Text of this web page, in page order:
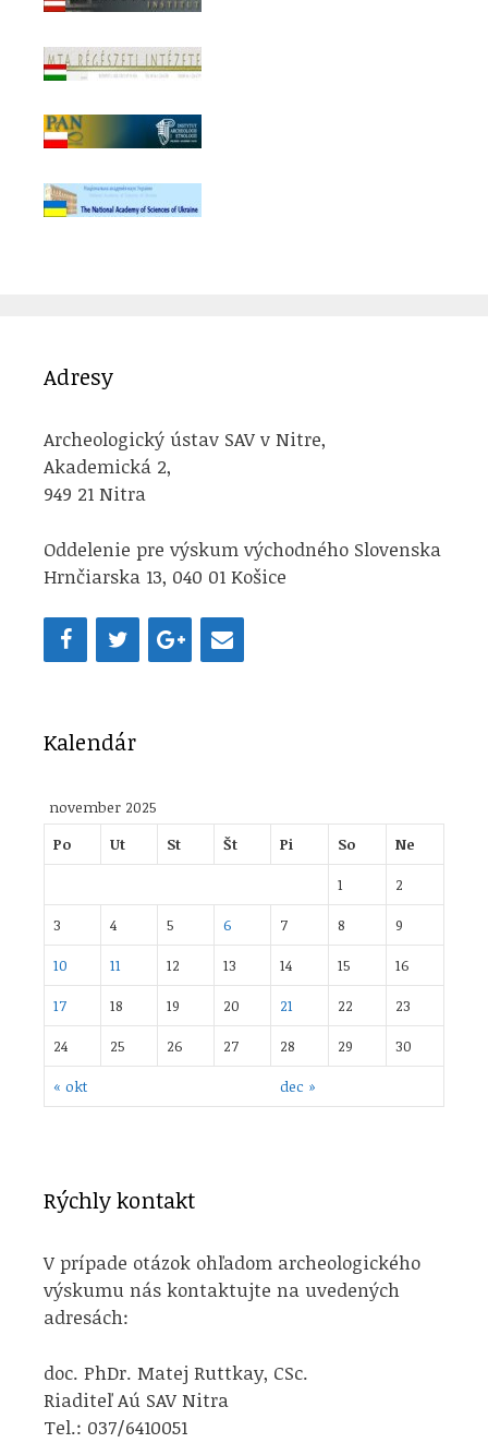
Adresy
Archeologický ústav SAV v Nitre,
Akademická 2,
949 21 Nitra
Oddelenie pre výskum východného Slovenska
Hrnčiarska 13, 040 01 Košice
Kalendár
november 2025
Po
Ut St Št Pi So Ne
« okt dec »
1
2
3
4 5 6 7 8
9
10
11 12 13 14 15
16
17
18 19 20 21 22
23
24
25 26 27 28 29 30
Rýchly kontakt
V prípade otázok ohľadom archeologického
výskumu nás kontaktujte na uvedených
adresách:
doc. PhDr. Matej Ruttkay, CSc.
Riaditeľ Aú SAV Nitra
Tel.: 037/6410051